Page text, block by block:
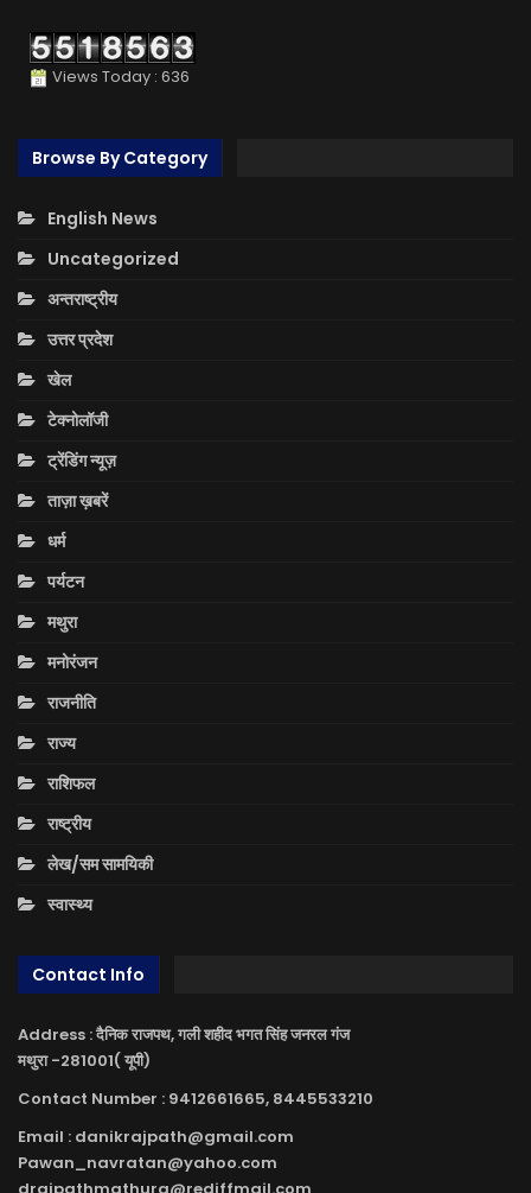
Views Today : 636
Browse By Category
English News
Uncategorized
अन्तराष्ट्रीय
उत्तर प्रदेश
खेल
टेक्नोलॉजी
ट्रेंडिंग न्यूज़
ताज़ा ख़बरें
धर्म
पर्यटन
मथुरा
मनोरंजन
राजनीति
राज्य
राशिफल
राष्ट्रीय
लेख/सम सामयिकी
स्वास्थ्य
Contact Info
Address : दैनिक राजपथ, गली शहीद भगत सिंह जनरल गंज
मथुरा -281001( यूपी)
Contact Number : 9412661665, 8445533210
Email : danikrajpath@gmail.com
Pawan_navratan@yahoo.com